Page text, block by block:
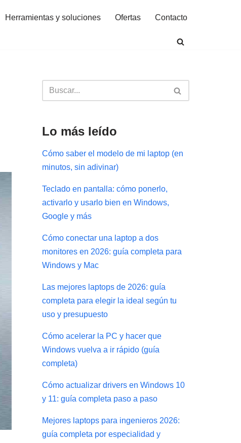
Herramientas y soluciones Ofertas Contacto
Lo más leído
Cómo saber el modelo de mi laptop (en
minutos, sin adivinar)
Teclado en pantalla: cómo ponerlo,
activarlo y usarlo bien en Windows,
Google y más
Cómo conectar una laptop a dos
monitores en 2026: guía completa para
Windows y Mac
Las mejores laptops de 2026: guía
completa para elegir la ideal según tu
uso y presupuesto
Cómo acelerar la PC y hacer que
Windows vuelva a ir rápido (guía
completa)
Cómo actualizar drivers en Windows 10
y 11: guía completa paso a paso
Mejores laptops para ingenieros 2026:
guía completa por especialidad y